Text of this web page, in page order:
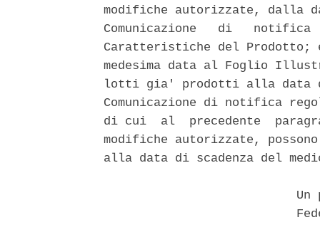
modifiche autorizzate, dalla
Comunicazione   di
Caratteristiche del
medesima data al Foglio
lotti gia' prodotti alla data
Comunicazione di notifica
di cui  al  precedente
modifiche autorizzate,
alla data di scadenza del
Un